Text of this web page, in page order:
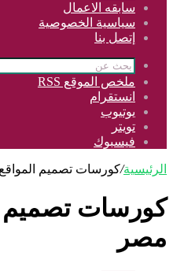
سابقه الاعمال
سياسية الخصوصية
إتصل بنا
ملخص الموقع RSS
انستقرام
يوتيوب
تويتر
فيسبوك
الرئيسية/كورسات تصميم
كورسات تصميم
مصر